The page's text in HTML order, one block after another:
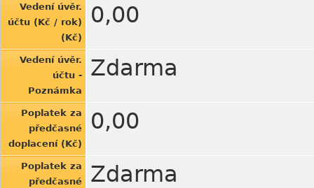
Vedení úvěr.
účtu (Kč / rok)
(Kč)
0,00
Vedení úvěr.
účtu -
Poznámka
Zdarma
Poplatek za
předčasné
doplacení (Kč)
0,00
Poplatek za
předčasné
Zdarma